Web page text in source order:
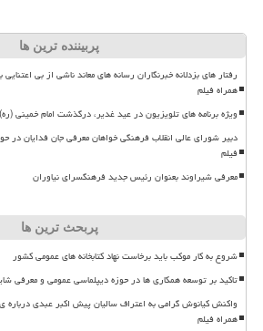
پربیننده ترین ها
رفتار های بزدلانه خبرنگاران رسانه های معاند ناشی از بی
همراه فیلم
ویژه برنامه های تلویزیون در عید غدیر، درگذشت امام خمینی (ره) و قیام
دبیر شورای عالی انقلاب فرهنگی خواهان معرفی جان فدایان در
فیلم
معرفی شیراوند بعنوان رئیس جدید فرهنگسرای نیاوران
پربحث ترین ها
شروع به کار موکب باید برخاست نهاد کتابخانه های عمومی کشور
تاکید بر توسعه همکاری ها در حوزه دیپلماسی عمومی و معرفی
واکنش کیانوش گرامی به اعتراف سالیان پیش اکبر عبدی درباره
همراه فیلم